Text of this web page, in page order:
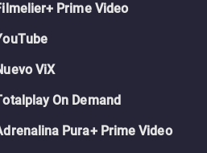
Prime Video
ViX
On Demand
Pura+ Prime Video